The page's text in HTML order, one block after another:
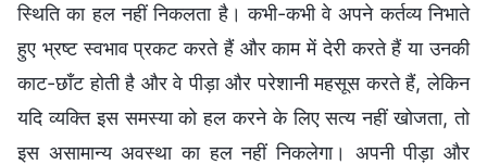
स्थिति का हल नहीं निकलता है। कभी-कभी वे अपने कर्तव्य निभाते
हुए भ्रष्ट स्वभाव प्रकट करते हैं और काम में देरी करते हैं या उनकी
काट-छाँट होती है और वे पीड़ा और परेशानी महसूस करते हैं, लेकिन
यदि व्यक्ति इस समस्या को हल करने के लिए सत्य नहीं खोजता, तो
इस असामान्य अवस्था का हल नहीं निकलेगा। अपनी पीड़ा और